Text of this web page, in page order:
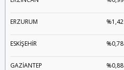
ERZURUM %1,42
ESKİŞEHİR %0,78
GAZİANTEP %0,88